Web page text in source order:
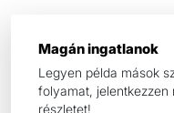
Magán ingatlanok
Legyen példa mások
folyamat, jelentkezzen
részletet!